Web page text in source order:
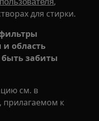
для стирки.
область
забиты
см. в
прилагаемом к